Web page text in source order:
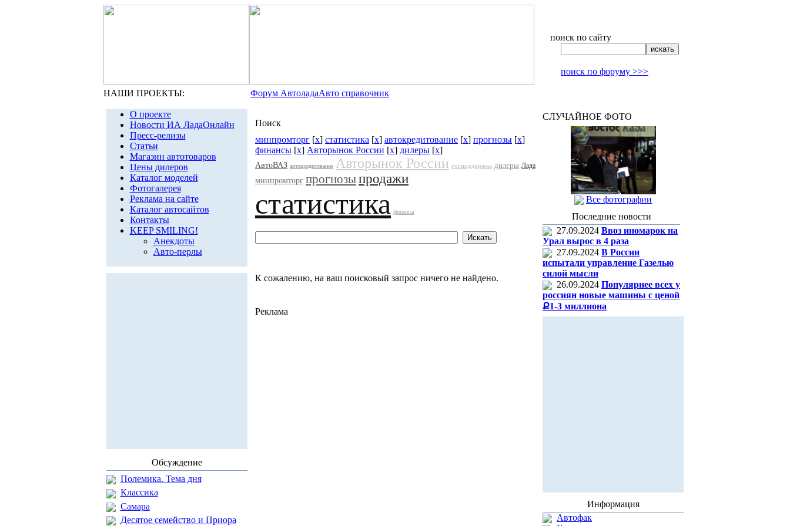
поиск по сайту
поиск по форуму >>>
НАШИ ПРОЕКТЫ: Форум АвтоладаАвто справочник
О проекте
Новости ИА ЛадаОнлайн
Пресс-релизы
Статьи
Магазин автотоваров
Цены дилеров
Каталог моделей
Фотогалерея
Реклама на сайте
Каталог автосайтов
Контакты
KEEP SMILING!
Анекдоты
Авто-перлы
Обсуждение
Полемика. Тема дня
Классика
Самара
Десятое семейство и Приора
Поиск
минпромторг [x] статистика [x] автокредитование [x] прогнозы [x]
финансы [x] Авторынок России [x] дилеры [x]
АвтоВАЗ автокредитование Авторынок России господдержка дилеры Лада
минпромторг прогнозыпродажи
статистика финансы
К сожалению, на ваш поисковый запрос ничего не найдено.
Реклама
СЛУЧАЙНОЕ ФОТО
Все фотографии
Последние новости
27.09.2024 Ввоз иномарок на
Урал вырос в 4 раза
27.09.2024 В России
испытали управление Газелью
силой мысли
26.09.2024 Популярнее всех у
россиян новые машины с ценой
Ք1-3 миллиона
Информация
Автофак